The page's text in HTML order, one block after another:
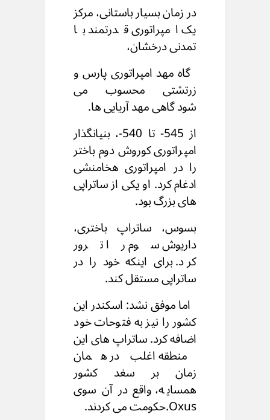
در زمان بسیار باستانی،مرکز
یک امپراتوری قدرتمند با
تمدنی درخشان،
گاه مهد امپراتوری پارس و
زرتشتی محسوب می
شودگاهی مهد آریایی ها.
از 545- تا 540-، بنیانگذار
امپراتوری کوروش دومباختر
را در امپراتوری هخامنشی
ادغام کرد. او یکی از ساتراپی
های بزرگ بود.
بسوس، ساتراپ باختری،
داریوش سوم را ترور
کرد.برای اینکه خود را در
ساتراپی مستقل کند.
اما موفق نشد: اسکندر این
کشور را نیز به فتوحات خود
اضافه کرد.ساتراپ های این
منطقه اغلب در همان
زمان بر سغد کشور
همسایه،واقع در آن سوی
Oxus.حکومت می کردند.